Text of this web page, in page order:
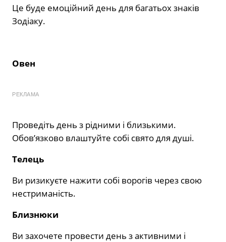
Це буде емоційний день для багатьох знаків
Зодіаку.
Овен
РЕКЛАМА
Проведіть день з рідними і близькими.
Обов’язково влаштуйте собі свято для душі.
Телець
Ви ризикуєте нажити собі ворогів через свою
нестриманість.
Близнюки
Ви захочете провести день з активними і